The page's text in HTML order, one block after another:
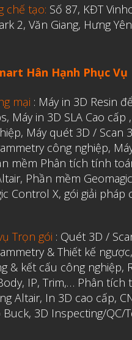
chế tạo: Số 87, KĐT
2, Văn Giang, Hưng
Hân Hạnh Phục Vụ
mại : Máy in 3D Resin
, Máy in 3D SLA Cao cấp ,
, Máy quét 3D / Scan
công nghiệp,
mềm Phân tích tính
, Phần mềm
Control X, gói giải pháp
Trọn gói : Quét 3D /
& Thiết kế ngược,
& kết cấu công nghiệp,
IP, Trim,… Phân tích
Altair, In 3D cao cấp,
3D Inspecting/QC/